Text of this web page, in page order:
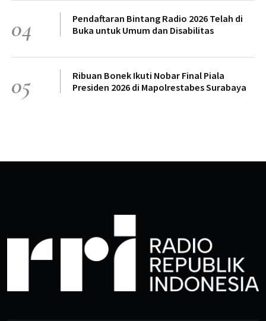
04
Pendaftaran Bintang Radio 2026 Telah di
Buka untuk Umum dan Disabilitas
05
Ribuan Bonek Ikuti Nobar Final Piala
Presiden 2026 di Mapolrestabes Surabaya